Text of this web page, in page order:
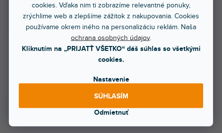
cookies. Vďaka nim ti zobrazíme relevantné ponuky,
zrýchlime web a zlepšíme zážitok z nakupovania. Cookies
používame okrem iného na personalizáciu reklám. Naša
ochrana osobných údajov.
Kliknutím na „PRIJATŤ VŠETKO“ dáš súhlas so všetkými
cookies.
Nastavenie
Odmietnuť
SÚHLASÍM